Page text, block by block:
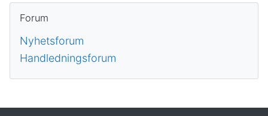
Block
Forum
Nyhetsforum
Handledningsforum
Kompletterande block